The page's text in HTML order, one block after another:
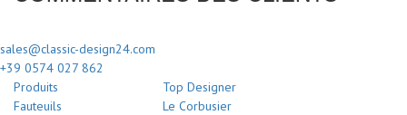
sales@classic-design24.com
+39 0574 027 862
Produits
Fauteuils
Top Designer
Le Corbusier